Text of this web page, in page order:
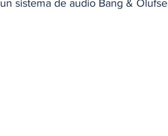
un sistema de audio Bang &